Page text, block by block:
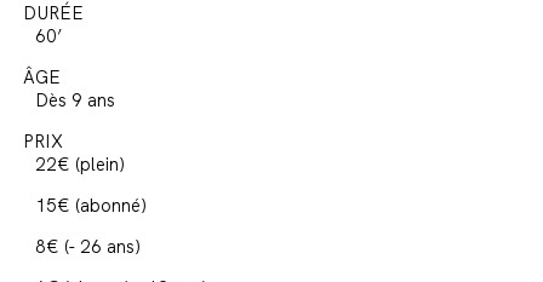
DURÉE
60’
ÂGE
Dès 9 ans
PRIX
22€ (plein)
15€ (abonné)
8€ (- 26 ans)